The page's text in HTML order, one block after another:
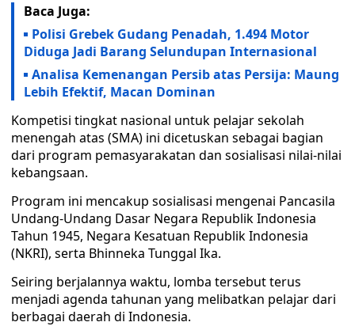
Baca Juga:
Polisi Grebek Gudang Penadah, 1.494 Motor
Diduga Jadi Barang Selundupan Internasional
Analisa Kemenangan Persib atas Persija: Maung
Lebih Efektif, Macan Dominan
Kompetisi tingkat nasional untuk pelajar sekolah
menengah atas (SMA) ini dicetuskan sebagai bagian
dari program pemasyarakatan dan sosialisasi nilai-nilai
kebangsaan.
Program ini mencakup sosialisasi mengenai Pancasila
Undang-Undang Dasar Negara Republik Indonesia
Tahun 1945, Negara Kesatuan Republik Indonesia
(NKRI), serta Bhinneka Tunggal Ika.
Seiring berjalannya waktu, lomba tersebut terus
menjadi agenda tahunan yang melibatkan pelajar dari
berbagai daerah di Indonesia.